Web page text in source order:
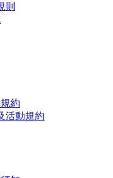
則
約
活動規約